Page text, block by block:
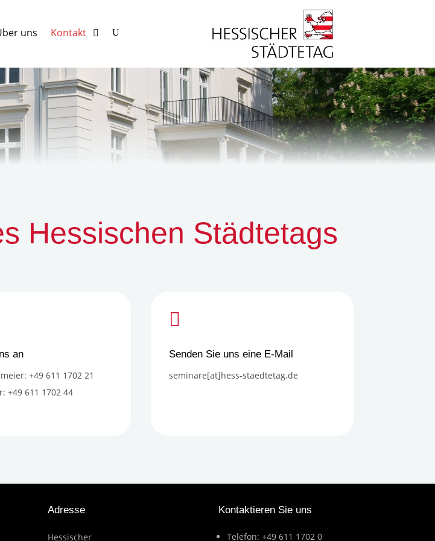
uns Kontakt
Hessischen Städtetags
an
+49 611 1702 21
+49 611 1702 44

Senden Sie uns eine E-Mail
seminare[at]hess-staedtetag.de
Adresse
Hessischer
Kontaktieren Sie uns
Telefon: +49 611 1702 0